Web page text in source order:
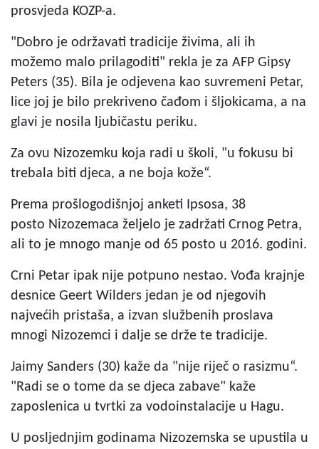
prosvjeda KOZP-a.
"Dobro je održavati tradicije živima, ali ih
možemo malo prilagoditi" rekla je za AFP Gipsy
Peters (35). Bila je odjevena kao suvremeni Petar,
lice joj je bilo prekriveno čađom i šljokicama, a na
glavi je nosila ljubičastu periku.
Za ovu Nizozemku koja radi u školi, "u fokusu bi
trebala biti djeca, a ne boja kože“.
Prema prošlogodišnjoj anketi Ipsosa, 38
posto Nizozemaca željelo je zadržati Crnog Petra,
ali to je mnogo manje od 65 posto u 2016. godini.
Crni Petar ipak nije potpuno nestao. Vođa krajnje
desnice Geert Wilders jedan je od njegovih
najvećih pristaša, a izvan službenih proslava
mnogi Nizozemci i dalje se drže te tradicije.
Jaimy Sanders (30) kaže da "nije riječ o rasizmu“.
"Radi se o tome da se djeca zabave" kaže
zaposlenica u tvrtki za vodoinstalacije u Hagu.
U posljednjim godinama Nizozemska se upustila u